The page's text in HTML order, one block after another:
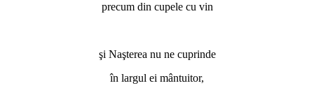
precum din cupele cu vin
şi Naşterea nu ne cuprinde
în largul ei mântuitor,